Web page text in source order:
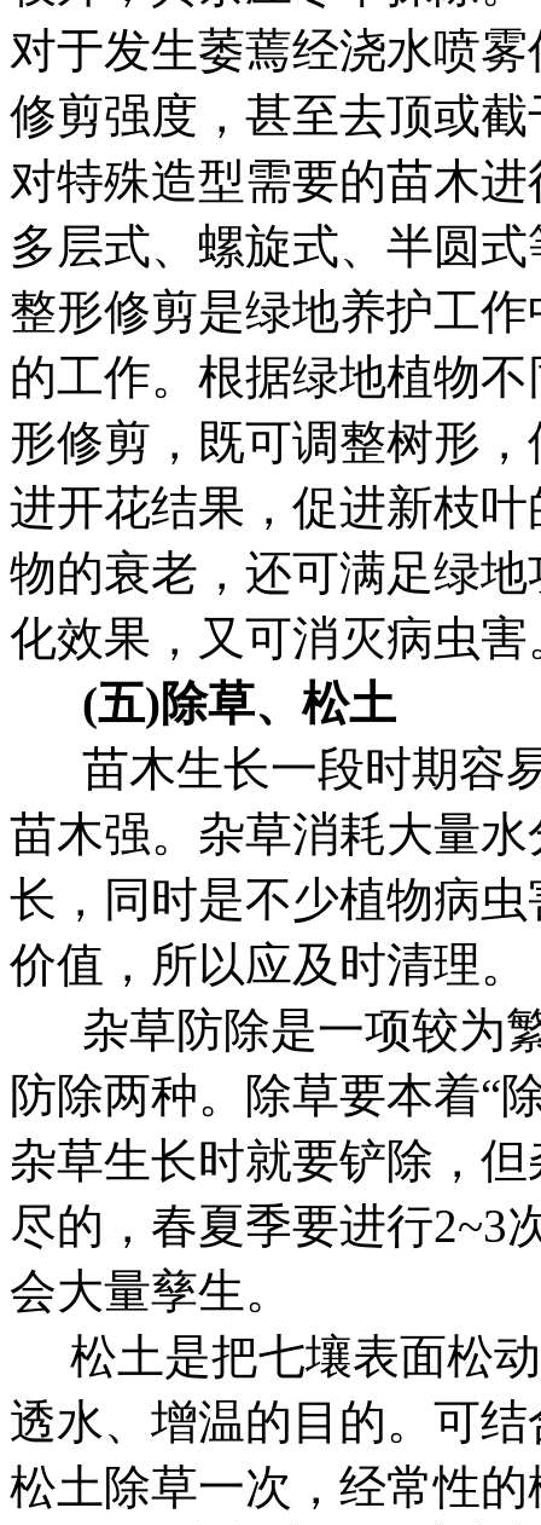
对于发生萎蔫经浇水喷
修剪强度，甚至去顶或
对特殊造型需要的苗木
多层式、螺旋式、半圆式
整形修剪是绿地养护工
的工作。根据绿地植物
形修剪，既可调整树形
进开花结果，促进新枝
物的衰老，还可满足绿
化效果，又可消灭病虫害
(五)除草、松土
苗木生长一段时期容
苗木强。杂草消耗大量
长，同时是不少植物病
价值，所以应及时清理。
杂草防除是一项较为
防除两种。除草要本着“
杂草生长时就要铲除，
尽的，春夏季要进行2~3
会大量孳生。
松土是把七壤表面松
透水、增温的目的。可
松土除草一次，经常性